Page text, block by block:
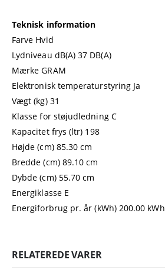
Teknisk information
Farve Hvid
Lydniveau dB(A) 37 DB(A)
Mærke GRAM
Elektronisk temperaturstyring Ja
Vægt (kg) 31
Klasse for støjudledning C
Kapacitet frys (ltr) 198
Højde (cm) 85.30 cm
Bredde (cm) 89.10 cm
Dybde (cm) 55.70 cm
Energiklasse E
Energiforbrug pr. år (kWh) 200.00 kWh
RELATEREDE VARER